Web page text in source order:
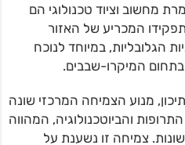
מחשוב וציוד טכנולוגי הם
המכריע של האזור
הגלובליות, במיוחד לנוכח
המיקרו-שבבים.
מנוע הצמיחה המרכזי שונה
והביוטכנולוגיה, המהווה
צמיחה זו נשענת על